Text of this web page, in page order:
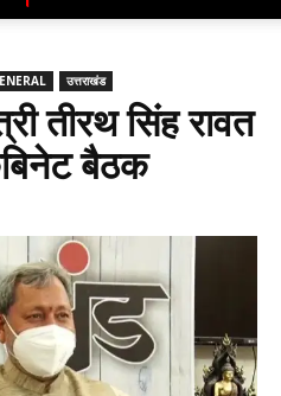
उत्तराखंड
तीरथ सिंह रावत
बैठक